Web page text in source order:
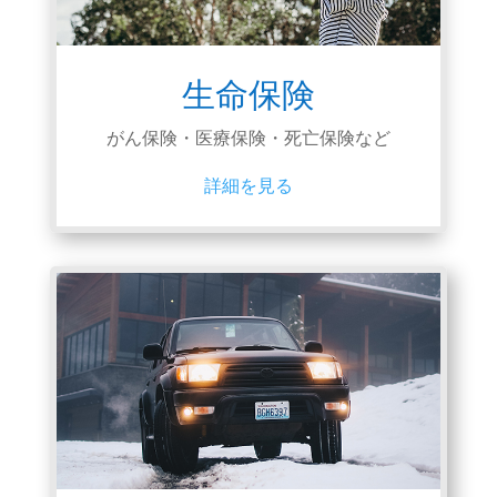
生命保険
がん保険・医療保険・死亡保険など
詳細を見る